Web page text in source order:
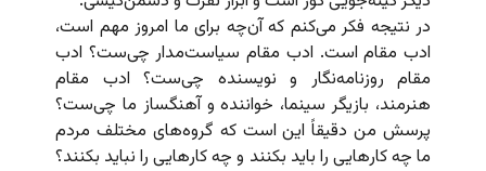
در نتیجه فکر می‌کنم که آن‌چه برای ما امروز مهم است،
ادب مقام است. ادب مقام سیاست‌مدار چی‌ست؟ ادب
مقام روزنامه‌نگار و نویسنده چی‌ست؟ ادب مقام
هنرمند، بازیگر سینما، خواننده و آهنگساز ما چی‌ست؟
پرسش من دقیقاً این است که گروه‌های مختلف مردم
ما چه کارهایی را باید بکنند و چه کارهایی را نباید بکنند؟